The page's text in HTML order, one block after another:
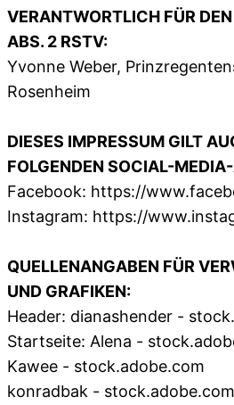
VERANTWORTLICH FÜR
ABS. 2 RSTV:
Yvonne Weber,
Rosenheim
DIESES IMPRESSUM GILT
FOLGENDEN SOCIAL-
Facebook: https://
Instagram: https://
QUELLENANGABEN FÜR
UND GRAFIKEN:
Header: dianashender -
Startseite: Alena -
Kawee - stock.adobe.com
konradbak - stock.adobe.com